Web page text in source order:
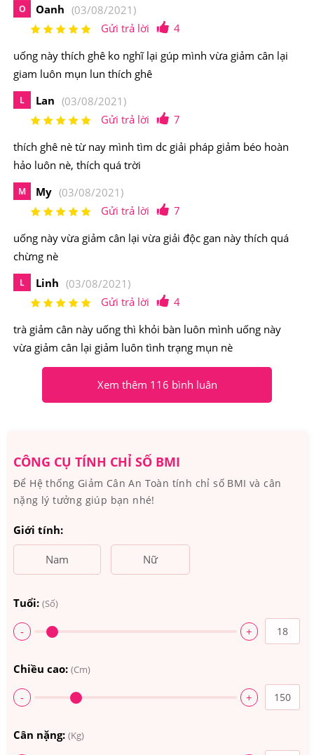
Trà diếp cá Orihiro Dokudami Tea được thị trường Nhật
2.Trà Diếp Cá Orihiro Dokudami Tea Có Nguồn
Gốc Xuất Xứ Từ Đâu, Thành Phần Như Thế
Nào?
Thương hiệu: Orihio
Quy cách: Hộp 60 gói
xuất từ 100% lá diếp cá sấy khô, không phụ gia và chất
bảo quản, ...
Thành phần của trà diếp cá Orihiro Dokudami Tea tốt cho
3.Trà Diếp Cá Orihiro Dokudami Tea Có Tốt
O Oanh (03/08/2021)
Gửi trả lời
4
uống này thích ghê ko nghĩ lại gúp mình vừa giảm cân lại
giam luôn mụn lun thích ghê
L Lan (03/08/2021)
Gửi trả lời
7
thích ghê nè từ nay mình tìm dc giải pháp giảm béo hoàn
hảo luôn nè, thích quá trời
M My (03/08/2021)
Gửi trả lời
7
uống này vừa giảm cân lại vừa giải độc gan này thích quá
chừng nè
L Linh (03/08/2021)
Gửi trả lời
4
trà giảm cân này uống thì khỏi bàn luôn mình uống này
vừa giảm cân lại giảm luôn tình trạng mụn nè
Xem thêm 116 bình luân
CÔNG CỤ TÍNH CHỈ SỐ BMI
Để Hệ thống Giảm Cân An Toàn tính chỉ số BMI và cân
nặng lý tưởng giúp bạn nhé!
Giới tính:
Nam Nữ
Tuổi: (Số)
- +
Chiều cao: (Cm)
- +
Cân nặng: (Kg)